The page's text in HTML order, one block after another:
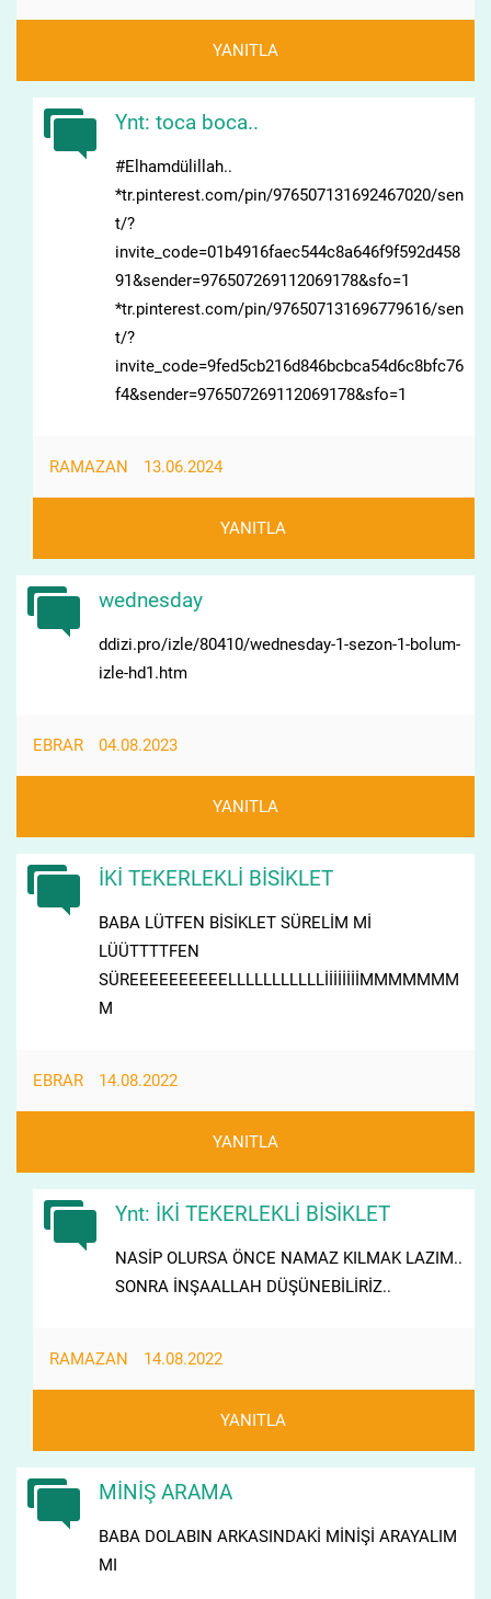
YANITLA
Ynt: toca boca..
#Elhamdülillah..
*tr.pinterest.com/pin/976507131692467020/sen
t/?
invite_code=01b4916faec544c8a646f9f592d458
91&sender=976507269112069178&sfo=1
*tr.pinterest.com/pin/976507131696779616/sen
t/?
invite_code=9fed5cb216d846bcbca54d6c8bfc76
f4&sender=976507269112069178&sfo=1
RAMAZAN 13.06.2024
YANITLA
wednesday
ddizi.pro/izle/80410/wednesday-1-sezon-1-bolum-
izle-hd1.htm
EBRAR 04.08.2023
YANITLA
İKİ TEKERLEKLİ BİSİKLET
BABA LÜTFEN BİSİKLET SÜRELİM Mİ
LÜÜTTTTFEN
SÜREEEEEEEEEELLLLLLLLLLLİİİİİİİİMMMMMMM
M
EBRAR 14.08.2022
YANITLA
Ynt: İKİ TEKERLEKLİ BİSİKLET
NASİP OLURSA ÖNCE NAMAZ KILMAK LAZIM..
SONRA İNŞAALLAH DÜŞÜNEBİLİRİZ..
RAMAZAN 14.08.2022
YANITLA
MİNİŞ ARAMA
BABA DOLABIN ARKASINDAKİ MİNİŞİ ARAYALIM
MI